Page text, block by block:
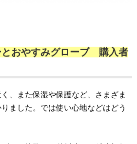
とおやすみグローブ 購入者
、また保湿や保護など、さまざま
ました。では使い心地などはどう